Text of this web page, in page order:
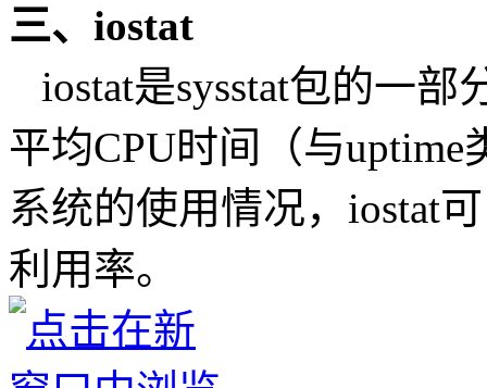
三、iostat
iostat是sysstat包的一部
平均CPU时间（与
系统的使用情况，iostat
利用率。